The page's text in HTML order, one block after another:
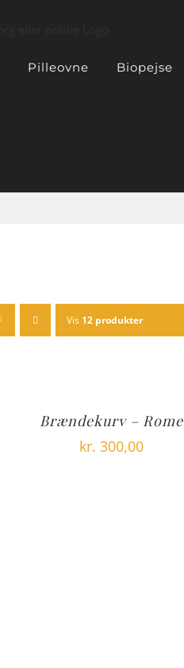
Pilleovne Biopejse
Vis 12 produkter
Brændekurv – Rome
kr. 300,00